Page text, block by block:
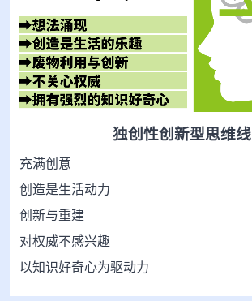
独创性创新型思维线
充满创意
创造是生活动力
创新与重建
对权威不感兴趣
以知识好奇心为驱动力